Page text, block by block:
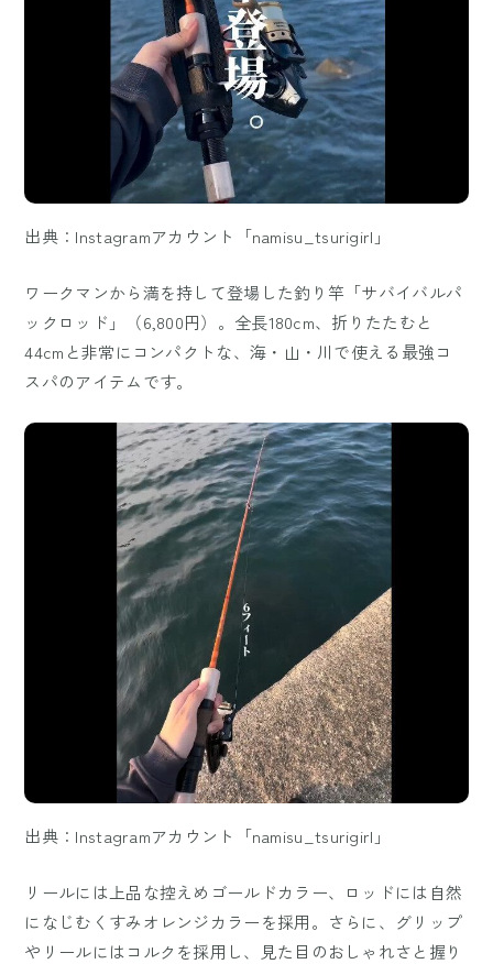
出典：Instagramアカウント「namisu_tsurigirl」
ワークマンから満を持して登場した釣り竿「サバイバルパ
ックロッド」（6,800円）。全長180cm、折りたたむと
44cmと非常にコンパクトな、海・山・川で使える最強コ
スパのアイテムです。
出典：Instagramアカウント「namisu_tsurigirl」
リールには上品な控えめゴールドカラー、ロッドには自然
になじむくすみオレンジカラーを採用。さらに、グリップ
やリールにはコルクを採用し、見た目のおしゃれさと握り